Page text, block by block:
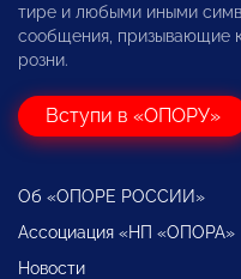
тире и любыми иными
сообщения, призывающие
розни.
Вступи в «ОПОРУ»
Об «ОПОРЕ РОССИИ»
Ассоциация «НП «ОПОРА»
Новости